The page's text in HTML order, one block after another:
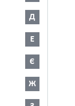
Д
Е
Є
Ж